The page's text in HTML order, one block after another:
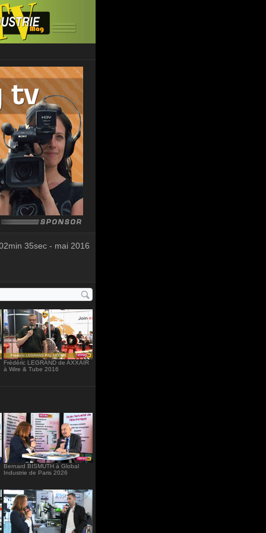
35sec - mai 2016
Frédéric LEGRAND de AXXAIR
à Wire & Tube 2016
Bernard BISMUTH à Global
Industrie de Paris 2026